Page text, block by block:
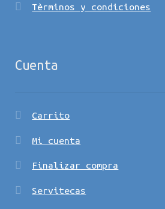
Tèrminos y condiciones
Cuenta
Carrito
Mi cuenta
Finalizar compra
Servitecas